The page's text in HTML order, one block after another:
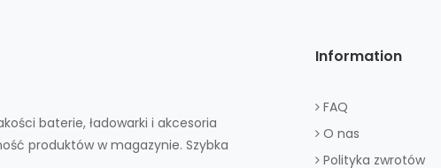
baterie, ładowarki i akcesoria
produktów w magazynie. Szybka
Information
FAQ
O nas
Polityka zwrotów